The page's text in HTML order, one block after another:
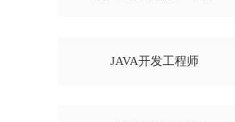
JAVA开发工程师